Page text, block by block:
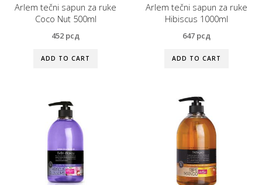
Arlem tečni sapun za ruke
Coco Nut 500ml
452 рсд
ADD TO CART
Arlem tečni sapun za ruke
Hibiscus 1000ml
647 рсд
ADD TO CART